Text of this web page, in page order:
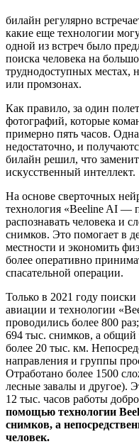
билайн регулярно
какие еще технологии
одной из встреч было
поиска человека на
труднодоступных местах,
или промзонах.
Как правило, за один
фотографий, которые
примерно пять часов.
недостаточно, и
билайн решил, что
искусственный интеллект.
На основе сверточных
технология «Beeline AI —
распознавать человека и
снимков. Это помогает в
местности и экономить
более оперативно
спасательной операции.
Только в 2021 году
авиации и технологии
проводились более 800
694 тыс. снимков, а общий
более 20 тыс. км.
направления и группы
Отработано более 1500
лесные завалы и другое).
12 тыс. часов работы
помощью технологии
снимков, а
человек.